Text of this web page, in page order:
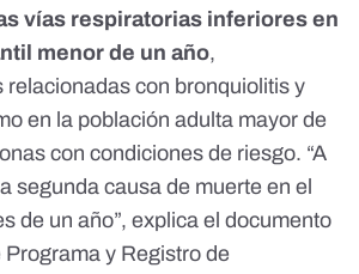
vías respiratorias inferiores en
menor de un año,
relacionadas con bronquiolitis y
en la población adulta mayor de
con condiciones de riesgo. “A
segunda causa de muerte en el
de un año”, explica el documento
y Registro de